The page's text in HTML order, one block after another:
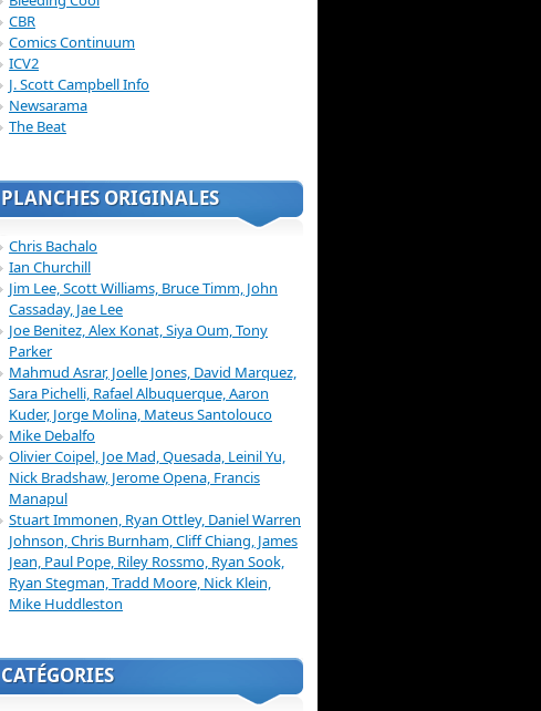
CBR
Comics Continuum
ICV2
J. Scott Campbell Info
Newsarama
The Beat
PLANCHES ORIGINALES
Chris Bachalo
Ian Churchill
Jim Lee, Scott Williams, Bruce Timm, John
Cassaday, Jae Lee
Joe Benitez, Alex Konat, Siya Oum, Tony
Parker
Mahmud Asrar, Joelle Jones, David Marquez,
Sara Pichelli, Rafael Albuquerque, Aaron
Kuder, Jorge Molina, Mateus Santolouco
Mike Debalfo
Olivier Coipel, Joe Mad, Quesada, Leinil Yu,
Nick Bradshaw, Jerome Opena, Francis
Manapul
Stuart Immonen, Ryan Ottley, Daniel Warren
Johnson, Chris Burnham, Cliff Chiang, James
Jean, Paul Pope, Riley Rossmo, Ryan Sook,
Ryan Stegman, Tradd Moore, Nick Klein,
Mike Huddleston
CATÉGORIES